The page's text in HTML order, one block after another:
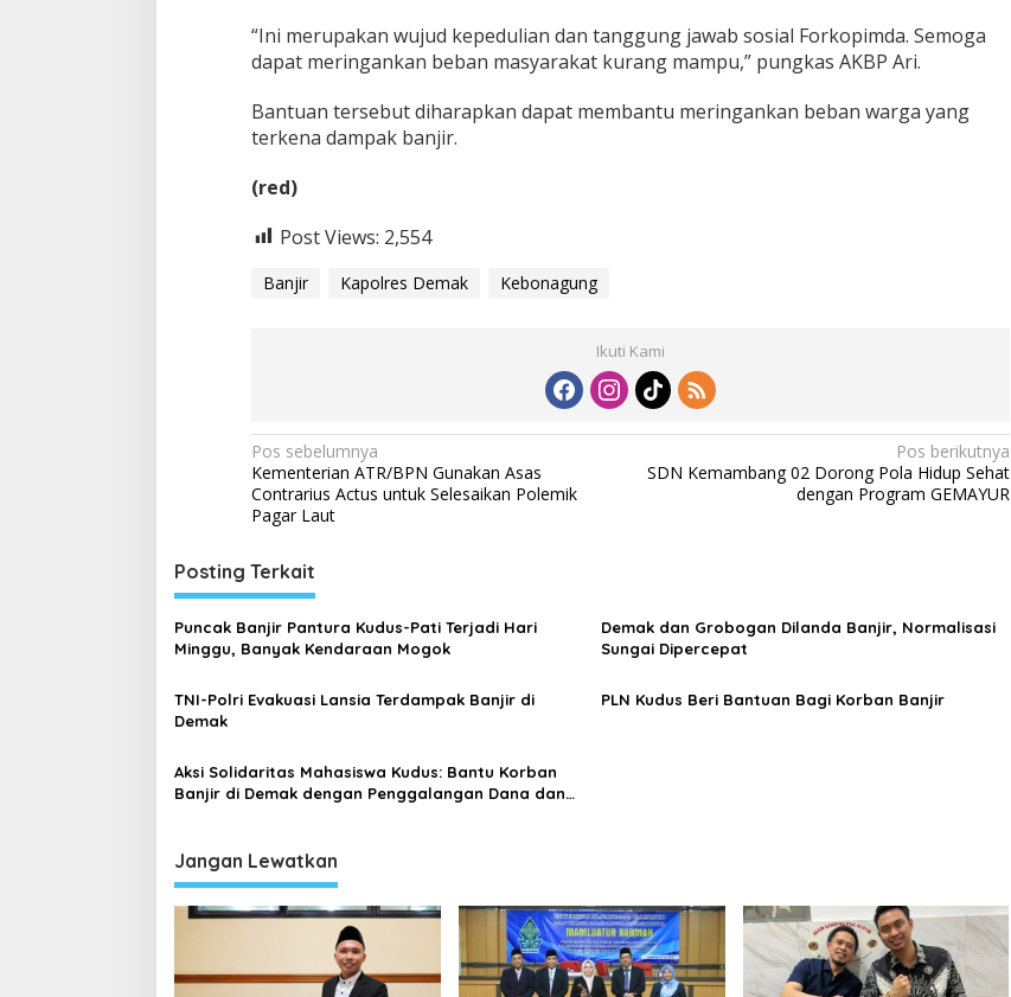
“Ini merupakan wujud kepedulian dan tanggung jawab sosial Forkopimda. Semoga
dapat meringankan beban masyarakat kurang mampu,” pungkas AKBP Ari.
Bantuan tersebut diharapkan dapat membantu meringankan beban warga yang
terkena dampak banjir.
(red)
Post Views: 2,554
Banjir Kapolres Demak Kebonagung
Ikuti Kami
N
a
v
i
g
a
s
i
s
Pos sebelumnya
Kementerian ATR/BPN Gunakan Asas
Contrarius Actus untuk Selesaikan Polemik
Pagar Laut
Pos berikutnya
SDN Kemambang 02 Dorong Pola Hidup Sehat
dengan Program GEMAYUR
Posting Terkait
Puncak Banjir Pantura Kudus-Pati Terjadi Hari
Minggu, Banyak Kendaraan Mogok
Demak dan Grobogan Dilanda Banjir, Normalisasi
Sungai Dipercepat
TNI-Polri Evakuasi Lansia Terdampak Banjir di
Demak
PLN Kudus Beri Bantuan Bagi Korban Banjir
Aksi Solidaritas Mahasiswa Kudus: Bantu Korban
Banjir di Demak dengan Penggalangan Dana dan
Jangan Lewatkan